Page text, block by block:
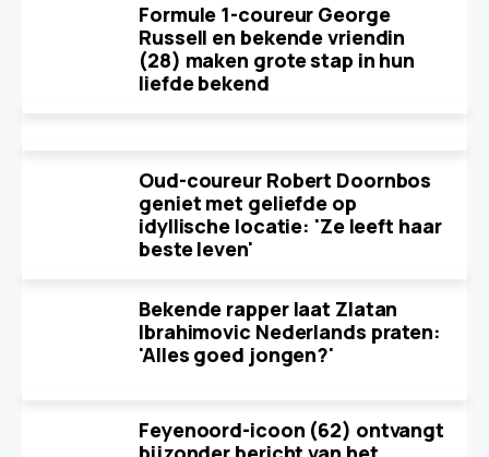
Formule 1-coureur George
Russell en bekende vriendin
(28) maken grote stap in hun
liefde bekend
Oud-coureur Robert Doornbos
geniet met geliefde op
idyllische locatie: 'Ze leeft haar
beste leven'
Bekende rapper laat Zlatan
Ibrahimovic Nederlands praten:
'Alles goed jongen?'
Feyenoord-icoon (62) ontvangt